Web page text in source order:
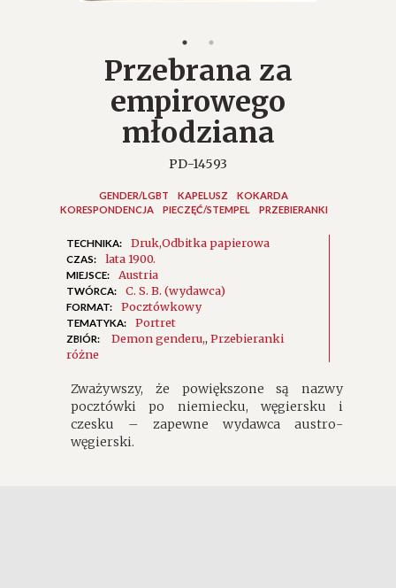
Przebrana za
empirowego
młodziana
PD-14593
GENDER/LGBT KAPELUSZ
KOKARDA
KORESPONDENCJA
PIECZĘĆ/STEMPEL PRZEBIERANKI
TECHNIKA: DrukOdbitka papierowa
CZAS: lata 1900.
MIEJSCE: Austria
TWÓRCA: C. S. B. (wydawca)
FORMAT: Pocztówkowy
TEMATYKA: Portret
ZBIÓR: Demon genderu, Przebieranki
różne
Zważywszy, że powiększone są nazwy
pocztówki po niemiecku, węgiersku i
czesku – zapewne wydawca austro-
węgierski.